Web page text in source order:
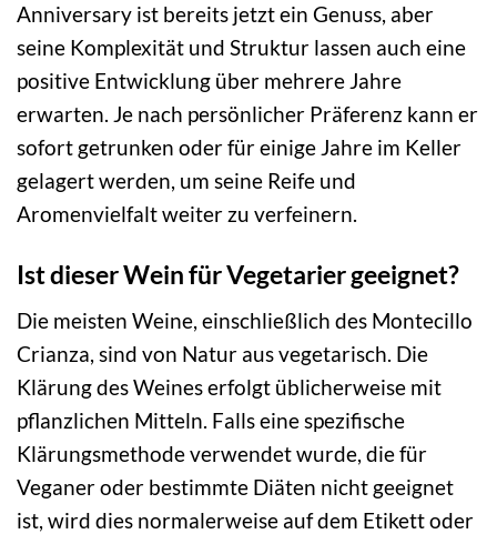
Anniversary ist bereits jetzt ein Genuss, aber
seine Komplexität und Struktur lassen auch eine
positive Entwicklung über mehrere Jahre
erwarten. Je nach persönlicher Präferenz kann er
sofort getrunken oder für einige Jahre im Keller
gelagert werden, um seine Reife und
Aromenvielfalt weiter zu verfeinern.
Ist dieser Wein für Vegetarier geeignet?
Die meisten Weine, einschließlich des Montecillo
Crianza, sind von Natur aus vegetarisch. Die
Klärung des Weines erfolgt üblicherweise mit
pflanzlichen Mitteln. Falls eine spezifische
Klärungsmethode verwendet wurde, die für
Veganer oder bestimmte Diäten nicht geeignet
ist, wird dies normalerweise auf dem Etikett oder